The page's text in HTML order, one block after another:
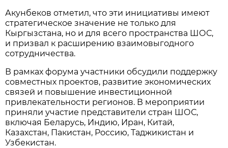
Акунбеков отметил, что эти инициативы имеют
стратегическое значение не только для
Кыргызстана, но и для всего пространства ШОС,
и призвал к расширению взаимовыгодного
сотрудничества.
В рамках форума участники обсудили поддержку
совместных проектов, развитие экономических
связей и повышение инвестиционной
привлекательности регионов. В мероприятии
приняли участие представители стран ШОС,
включая Беларусь, Индию, Иран, Китай,
Казахстан, Пакистан, Россию, Таджикистан и
Узбекистан.